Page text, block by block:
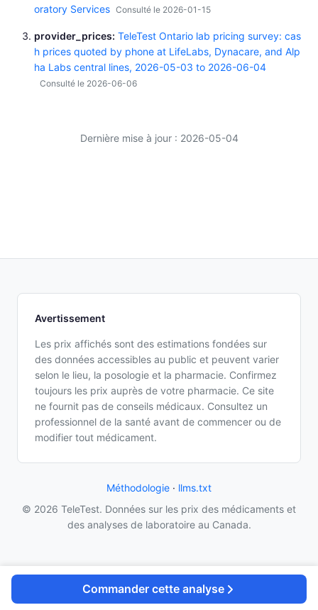
oratory Services Consulté le 2026-01-15
provider_prices TeleTest Ontario lab pricing survey: cas
h prices quoted by phone at LifeLabs, Dynacare, and Alp
ha Labs central lines, 2026-05-03 to 2026-06-04
Consulté le 2026-06-06
Dernière mise à jour : 2026-05-04
Commander cette analyse
Avertissement
Les prix affichés sont des estimations fondées sur
des données accessibles au public et peuvent varier
selon le lieu, la posologie et la pharmacie. Confirmez
toujours les prix auprès de votre pharmacie. Ce site
ne fournit pas de conseils médicaux. Consultez un
professionnel de la santé avant de commencer ou de
modifier tout médicament.
Méthodologie · llms.txt
© 2026 TeleTest. Données sur les prix des médicaments et
des analyses de laboratoire au Canada.